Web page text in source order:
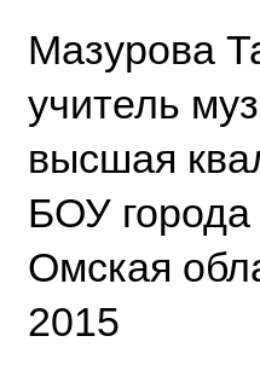
Мазурова
учитель
высшая
БОУ
Омская
2015